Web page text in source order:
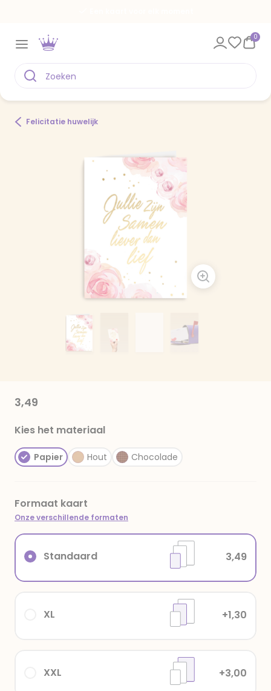
0
Felicitatie huwelijk
3,49
Kies het materiaal
Papier Hout Chocolade
Formaat kaart
Onze verschillende formaten
XXL +3,00
XL +1,30
Standaard 3,49